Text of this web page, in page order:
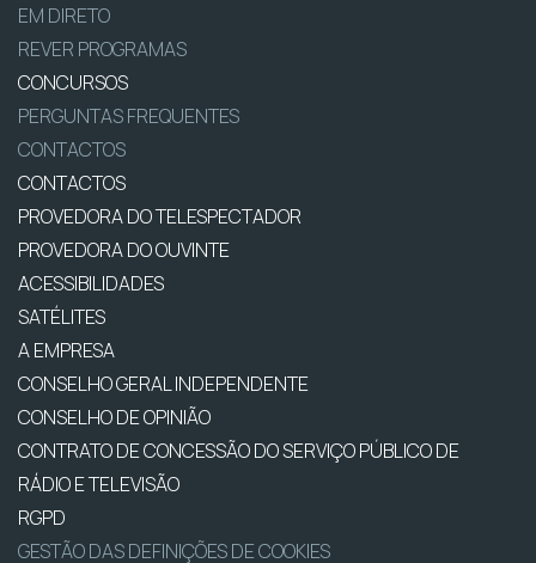
EM DIRETO
REVER PROGRAMAS
CONCURSOS
PERGUNTAS FREQUENTES
CONTACTOS
CONTACTOS
PROVEDORA DO TELESPECTADOR
PROVEDORA DO OUVINTE
ACESSIBILIDADES
SATÉLITES
A EMPRESA
CONSELHO GERAL INDEPENDENTE
CONSELHO DE OPINIÃO
CONTRATO DE CONCESSÃO DO SERVIÇO PÚBLICO DE
RÁDIO E TELEVISÃO
RGPD
GESTÃO DAS DEFINIÇÕES DE COOKIES